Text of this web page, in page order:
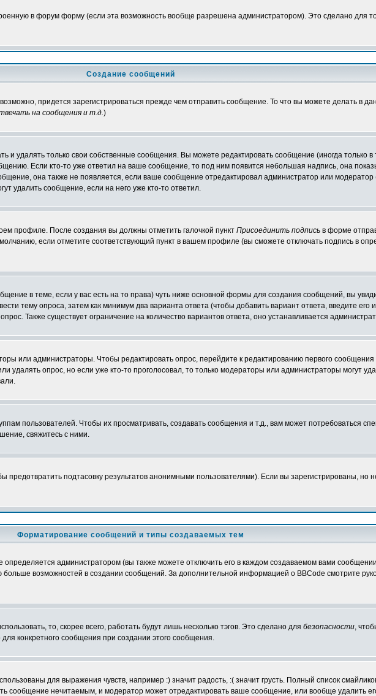
в форум форму (если эта возможность вообще разрешена администратором). Это сделано для
Создание сообщений
придется зарегистрироваться прежде чем отправить сообщение. То что вы можете делать в
на сообщения и т.д.)
удалять только свои собственные сообщения. Вы можете редактировать сообщение (иногда только
Если кто-то уже ответил на ваше сообщение, то под ним появится небольшая надпись, она
она также не появляется, если ваше сообщение отредактировал администратор или модератор
удалить сообщение, если на него уже кто-то ответил.
профиле. После создания вы должны отметить галочкой пункт Присоединить подпись в форме
если отметите соответствующий пункт в вашем профиле (вы сможете отключать подпись в
в теме, если у вас есть на то права) чуть ниже основной формы для создания сообщений, вы
тему опроса, затем как минимум два варианта ответа (чтобы добавить вариант ответа, введите его
Также существует ограничение на количество вариантов ответа, оно устанавливается
или администраторы. Чтобы редактировать опрос, перейдите к редактированию первого сообщения
удалять опрос, но если уже кто-то проголосовал, то только модераторы или администраторы могут
пользователей. Чтобы их просматривать, создавать сообщения и т.д., вам может потребоваться
свяжитесь с ними.
предотвратить подтасовку результатов анонимными пользователями). Если вы зарегистрированы, но
Форматирование сообщений и типы создаваемых тем
администратором (вы также можете отключить его в каждом создаваемом вами
возможностей в создании сообщений. За дополнительной информацией о BBCode смотрите
то, скорее всего, работать будут лишь несколько тэгов. Это сделано для безопасности,
конкретного сообщения при создании этого сообщения.
для выражения чувств, например :) значит радость, :( значит грусть. Полный список
сообщение нечитаемым, и модератор может отредактировать ваше сообщение, или вообще удалить